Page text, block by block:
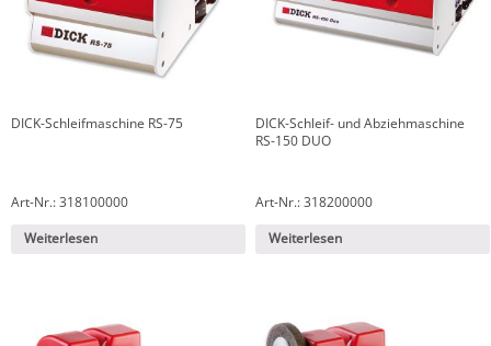
DICK-Schleifmaschine RS-75
Art-Nr.: 318100000
Weiterlesen
DICK-Schleif- und Abziehmaschine
RS-150 DUO
Art-Nr.: 318200000
Weiterlesen